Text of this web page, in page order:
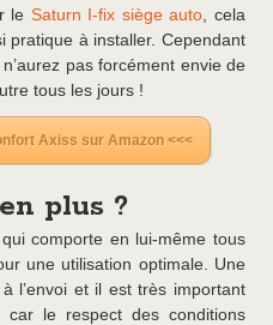
le Saturn I-fix siège auto , cela
pratique à installer. Cependant
pas forcément envie de
tous les jours !
Axiss sur Amazon <<<
plus ?
qui comporte en lui-même tous
une utilisation optimale. Une
l’envoi et il est très important
le respect des conditions